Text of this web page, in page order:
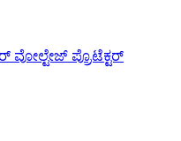
ವೋಲ್ಟೇಜ್ ಪ್ರೊಟೆಕ್ಟರ್